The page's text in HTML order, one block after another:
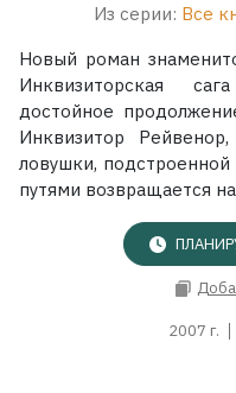
Из серии: Все
Новый роман
Инквизиторская
достойное
Инквизитор
ловушки,
путями возвращается
2007 г.